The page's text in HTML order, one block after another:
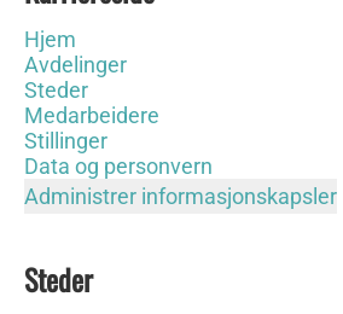
Hjem
Avdelinger
Steder
Medarbeidere
Stillinger
Data og personvern
Administrer informasjonskapsler
Steder